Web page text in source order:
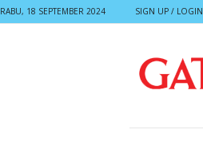
RABU, 18 SEPTEMBER 2024 SIGN UP / LOGIN